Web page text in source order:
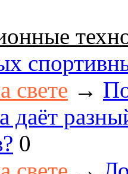
свете →
даёт
0